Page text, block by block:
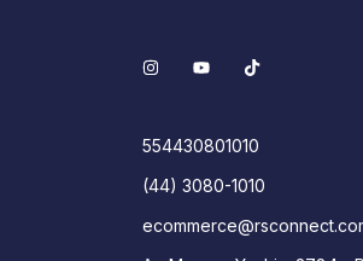
554430801010
(44) 3080-1010